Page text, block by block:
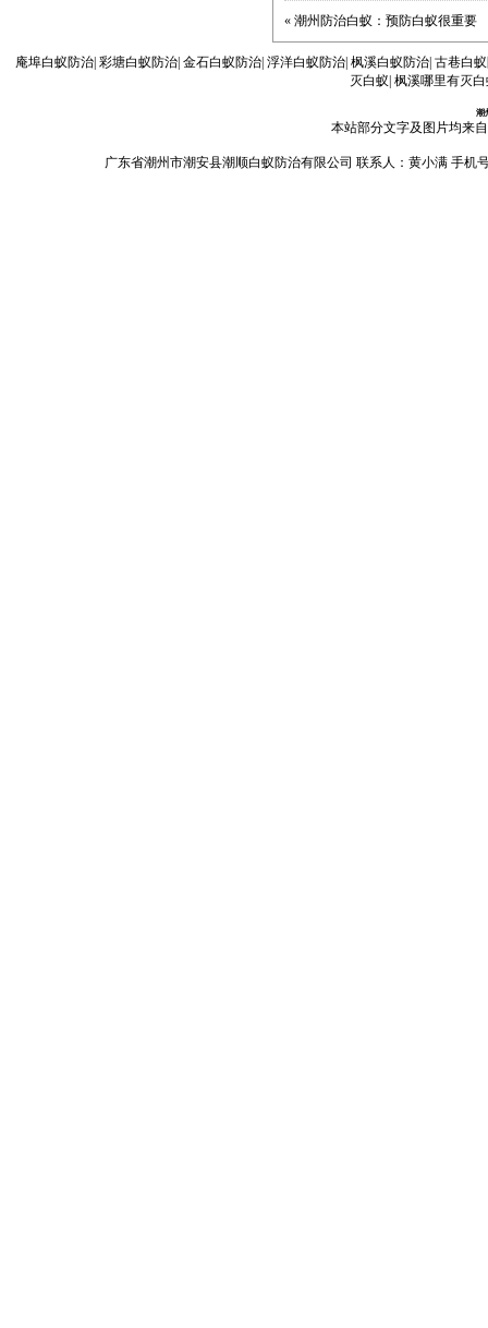
« 潮州防治白蚁：预防白蚁很重要
庵埠白蚁防治| 彩塘白蚁防治| 金石白蚁防治| 浮洋白蚁防治| 枫溪白蚁防治| 古巷白
灭白蚁 枫溪哪里有灭白
潮
本站部分文字及图片均来
广东省潮州市潮安县潮顺白蚁防治有限公司 联系人：黄小满 手机